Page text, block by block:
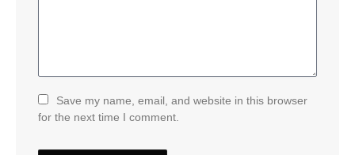
Save my name, email, and website in this browser
for the next time I comment.